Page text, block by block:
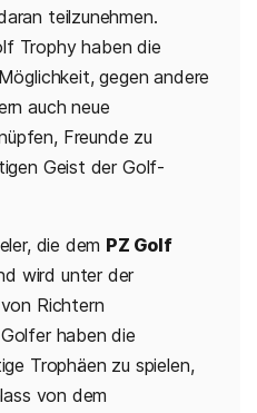
teilzunehmen.
Trophy haben die
gegen andere
auch neue
Freunde zu
Geist der Golf-
die dem PZ Golf
wird unter der
Richtern
haben die
Trophäen zu spielen,
von dem